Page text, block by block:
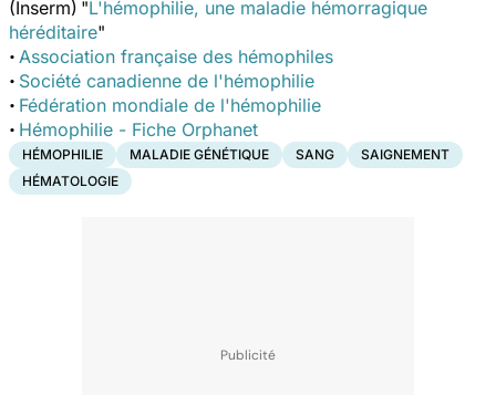
(Inserm) "L'hémophilie, une maladie hémorragique
héréditaire"
· Association française des hémophiles
· Société canadienne de l'hémophilie
· Fédération mondiale de l'hémophilie
· Hémophilie - Fiche Orphanet
HÉMOPHILIE MALADIE GÉNÉTIQUE SANG
SAIGNEMENT
HÉMATOLOGIE